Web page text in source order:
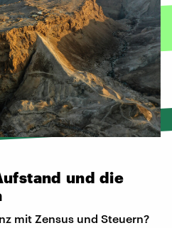
und die
mit Zensus und Steuern?